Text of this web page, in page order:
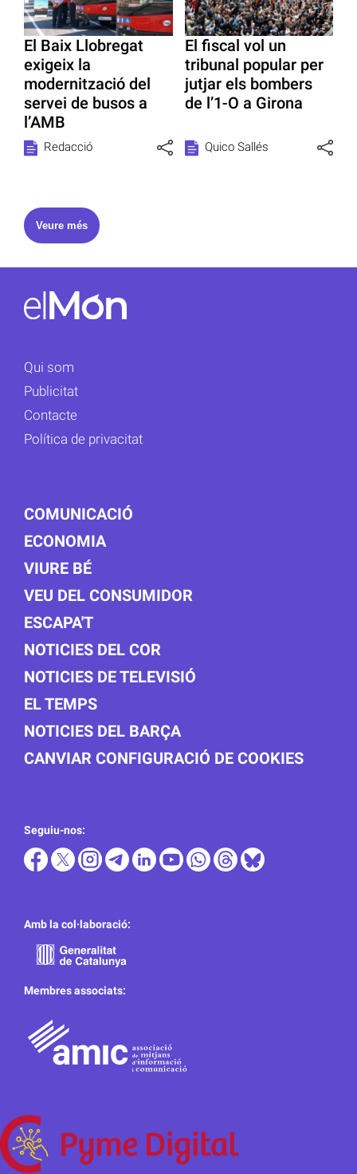
El Baix Llobregat
exigeix la
modernització del
servei de busos a
l’AMB
Redacció
El fiscal vol un
tribunal popular per
jutjar els bombers
de l’1-O a Girona
Quico Sallés
Veure més
Qui som
Publicitat
Contacte
Política de privacitat
COMUNICACIÓ
ECONOMIA
VIURE BÉ
VEU DEL CONSUMIDOR
ESCAPA'T
NOTICIES DEL COR
NOTICIES DE TELEVISIÓ
EL TEMPS
NOTICIES DEL BARÇA
CANVIAR CONFIGURACIÓ DE COOKIES
Seguiu-nos:
Amb la col·laboració:
Membres associats: